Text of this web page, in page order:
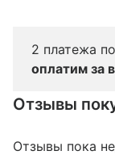
2 платежа
оплатим за
Отзывы
Отзывы пока